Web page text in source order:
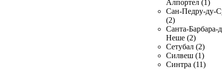
Алпортел (1)
Сан-Педру-ду-
(2)
Санта-Барбара-
Неше (2)
Сетубал (2)
Силвеш (1)
Синтра (11)